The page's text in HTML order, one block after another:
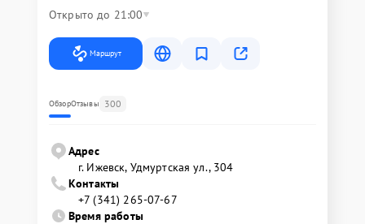
Открыто до 21:00
Маршрут
ОбзорОтзывы 300
Адрес
г. Ижевск, Удмуртская ул., 304
Контакты
+7 (341) 265-07-67
Время работы